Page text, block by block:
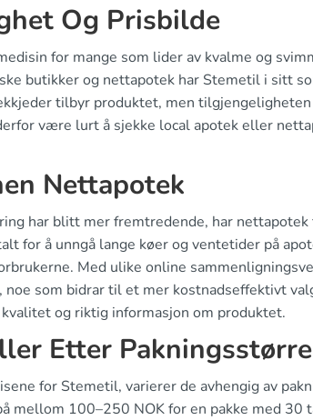
Og Prisbilde
for mange som lider av kvalme og
butikker og nettapotek har Stemetil i sitt
tilbyr produktet, men
være lurt å sjekke local apotek eller
Nettapotek
har blitt mer fremtredende, har
for å unngå lange køer og ventetider på
Med ulike online
noe som bidrar til et mer kostnadseffektivt
og riktig informasjon om produktet.
Etter
for Stemetil, varierer de avhengig av
mellom 100–250 NOK for en pakke med